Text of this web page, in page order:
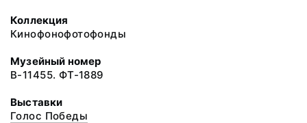
Коллекция
Кинофонофотофонды
Музейный номер
В-11455. ФТ-1889
Выставки
Голос Победы